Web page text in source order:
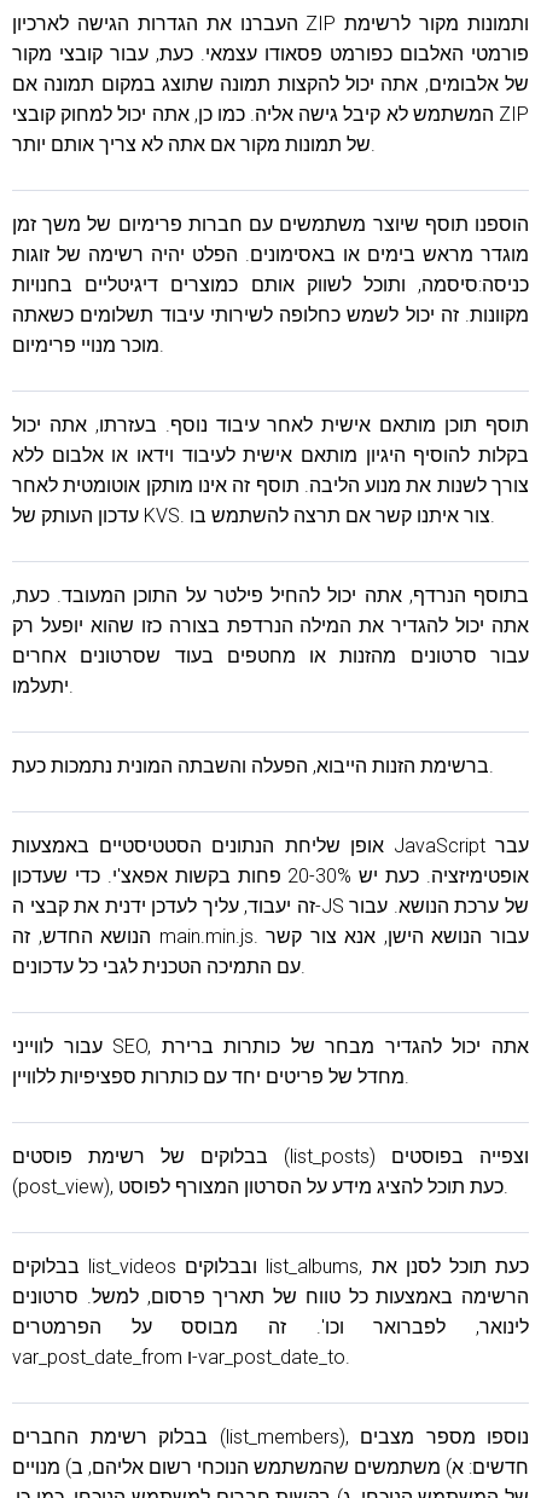
העברנו את הגדרות הגישה לארכיון ZIP ותמונות מקור לרשימת
פורמטי האלבום כפורמט פסאודו עצמאי. כעת, עבור קובצי מקור
של אלבומים, אתה יכול להקצות תמונה שתוצג במקום תמונה אם
המשתמש לא קיבל גישה אליה. כמו כן, אתה יכול למחוק קובצי ZIP
של תמונות מקור אם אתה לא צריך אותם יותר.
הוספנו תוסף שיוצר משתמשים עם חברות פרימיום של משך זמן
מוגדר מראש בימים או באסימונים. הפלט יהיה רשימה של זוגות
כניסה:סיסמה, ותוכל לשווק אותם כמוצרים דיגיטליים בחנויות
מקוונות. זה יכול לשמש כחלופה לשירותי עיבוד תשלומים כשאתה
מוכר מנויי פרימיום.
תוסף תוכן מותאם אישית לאחר עיבוד נוסף. בעזרתו, אתה יכול
בקלות להוסיף היגיון מותאם אישית לעיבוד וידאו או אלבום ללא
צורך לשנות את מנוע הליבה. תוסף זה אינו מותקן אוטומטית לאחר
עדכון העותק של KVS. צור איתנו קשר אם תרצה להשתמש בו.
בתוסף הנרדף, אתה יכול להחיל פילטר על התוכן המעובד. כעת,
אתה יכול להגדיר את המילה הנרדפת בצורה כזו שהוא יופעל רק
עבור סרטונים מהזנות או מחטפים בעוד שסרטונים אחרים
יתעלמו.
ברשימת הזנות הייבוא, הפעלה והשבתה המונית נתמכות כעת.
אופן שליחת הנתונים הסטטיסטיים באמצעות JavaScript עבר
אופטימיזציה. כעת יש 20-30% פחות בקשות אפאצ'י. כדי שעדכון
זה יעבוד, עליך לעדכן ידנית את קבצי ה-JS של ערכת הנושא. עבור
הנושא החדש, זה main.min.js. עבור הנושא הישן, אנא צור קשר
עם התמיכה הטכנית לגבי כל עדכונים.
עבור לווייני SEO, אתה יכול להגדיר מבחר של כותרות ברירת
מחדל של פריטים יחד עם כותרות ספציפיות ללוויין.
בבלוקים של רשימת פוסטים (list_posts) וצפייה בפוסטים
(post_view), כעת תוכל להציג מידע על הסרטון המצורף לפוסט.
בבלוקים list_videos ובבלוקים list_albums, כעת תוכל לסנן את
הרשימה באמצעות כל טווח של תאריך פרסום, למשל. סרטונים
לינואר, לפברואר וכו'. זה מבוסס על הפרמטרים
var_post_date_from ו-var_post_date_to.
בבלוק רשימת החברים (list_members), נוספו מספר מצבים
חדשים: א) משתמשים שהמשתמש הנוכחי רשום אליהם, ב) מנויים